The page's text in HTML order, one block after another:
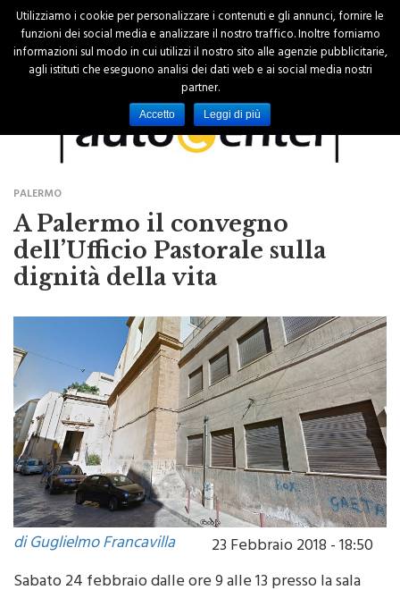
PALERMO
A Palermo il convegno
dell’Ufficio Pastorale sulla
di Guglielmo Francavilla
23 Febbraio 2018 - 18:50
Utilizziamo i cookie per personalizzare i contenuti e gli annunci, fornire le
funzioni dei social media e analizzare il nostro traffico. Inoltre forniamo
informazioni sul modo in cui utilizzi il nostro sito alle agenzie pubblicitarie,
agli istituti che eseguono analisi dei dati web e ai social media nostri
partner.
Accetto Leggi di più